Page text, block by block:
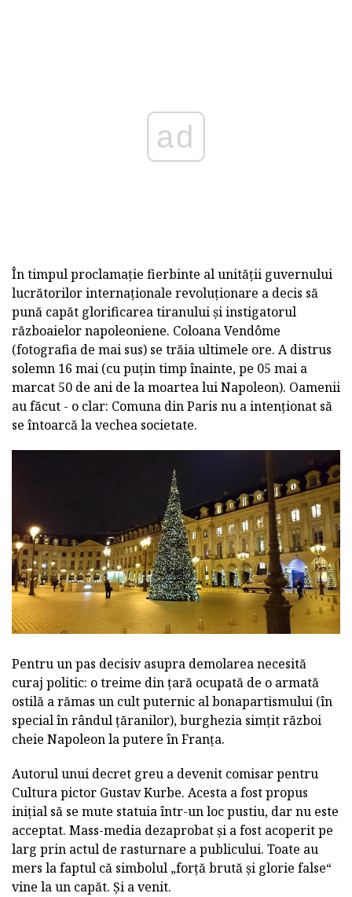
ad
În timpul proclamație fierbinte al unității guvernului
lucrătorilor internaționale revoluționare a decis să
pună capăt glorificarea tiranului și instigatorul
războaielor napoleoniene. Coloana Vendôme
(fotografia de mai sus) se trăia ultimele ore. A distrus
solemn 16 mai (cu puțin timp înainte, pe 05 mai a
marcat 50 de ani de la moartea lui Napoleon). Oamenii
au făcut - o clar: Comuna din Paris nu a intenționat să
se întoarcă la vechea societate.
Pentru un pas decisiv asupra demolarea necesită
curaj politic: o treime din țară ocupată de o armată
ostilă a rămas un cult puternic al bonapartismului (în
special în rândul țăranilor), burghezia simțit război
cheie Napoleon la putere în Franța.
Autorul unui decret greu a devenit comisar pentru
Cultura pictor Gustav Kurbe. Acesta a fost propus
inițial să se mute statuia într-un loc pustiu, dar nu este
acceptat. Mass-media dezaprobat și a fost acoperit pe
larg prin actul de rasturnare a publicului. Toate au
mers la faptul că simbolul „forță brută și glorie false“
vine la un capăt. Și a venit.